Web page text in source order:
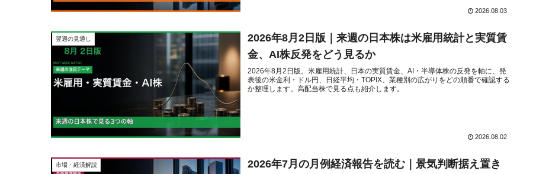
2026.08.03
翌週の見通し
2026年8月2日版｜来週の日本株は米雇用統計と実質賃
金、AI株反発をどう見るか
2026年8月2日版。米雇用統計、日本の実質賃金、AI・半導体株の反発を軸に、発
表後の米金利・ドル円、日経平均・TOPIX、業種別の広がりをどの順番で確認する
か整理します。高配当株で見る点も紹介します。
2026.08.02
市場・経済解説
2026年7月の月例経済報告を読む｜景気判断据え置き